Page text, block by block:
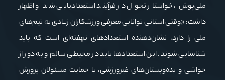
ملی‌پوش، خواستار تحول در فرآیند استعدادیابی شد و اظهار
داشت: «وقتی استانی توانایی معرفی ورزشکاران زیادی به تیم‌های
ملی را دارد، نشان‌دهنده استعدادهای نهفته‌ای است که باید
شناسایی شوند. این استعدادها باید در محیطی سالم و به دور از
حواشی و بده‌وبستان‌های غیرورزشی، با حمایت مسئولان پرورش